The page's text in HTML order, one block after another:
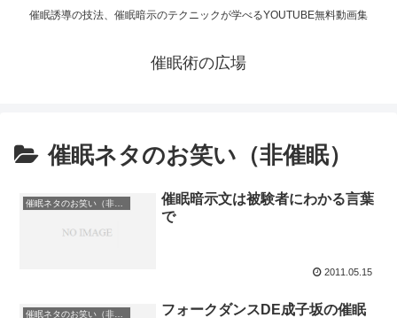
催眠誘導の技法、催眠暗示のテクニックが学べるYOUTUBE無料動画集
催眠術の広場
催眠ネタのお笑い（非催眠）
催眠暗示文は被験者にわかる言葉
で
2011.05.15
フォークダンスDE成子坂の催眠